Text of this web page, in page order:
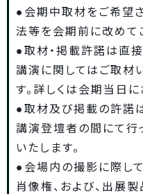
●会期中取材をご希望
法等を会期前に改めて
●取材・掲載許諾は直接
講演に関してはご取材
す。詳しくは会期当日に
●取材及び掲載の許諾
講演登壇者の間にて行
いたします。
●会場内の撮影に際し
肖像権、および、出展